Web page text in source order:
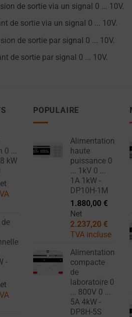
de sortie via un signal 0 ... 10V.
de sortie via un signal 0 ... 10V.
de sortie par signal 0 ... 10V.
de sortie par signal 0 ... 10V.
...
kW
-
POPULAIRE
Alimentation
haute
puissance 0
... 1kV 0 ...
1A 1kW -
DP10H-1M
1.880,00 €
Net
2.237,20 €
TVA incluse
Alimentation
compacte
de
laboratoire 0
... 800V 0 ...
5A 4kW -
DP8H-5S